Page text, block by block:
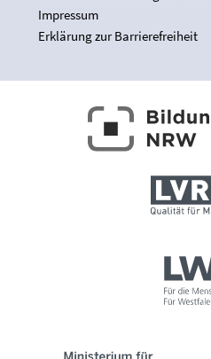
Impressum
Erklärung zur Barrierefreiheit